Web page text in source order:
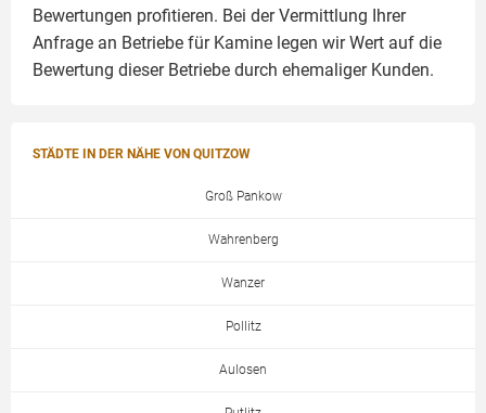
Bewertungen profitieren. Bei der Vermittlung Ihrer
Anfrage an Betriebe für Kamine legen wir Wert auf die
Bewertung dieser Betriebe durch ehemaliger Kunden.
STÄDTE IN DER NÄHE VON QUITZOW
Groß Pankow
Wahrenberg
Wanzer
Pollitz
Aulosen